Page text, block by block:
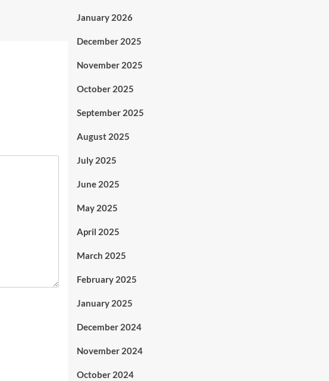
January 2026
December 2025
November 2025
October 2025
September 2025
August 2025
July 2025
June 2025
May 2025
April 2025
March 2025
February 2025
January 2025
December 2024
November 2024
October 2024